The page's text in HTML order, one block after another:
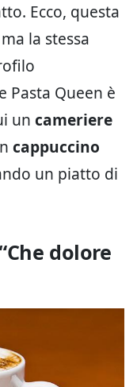
Ecco, questa
la stessa
Pasta Queen è
un cameriere
cappuccino
un piatto di
dolore